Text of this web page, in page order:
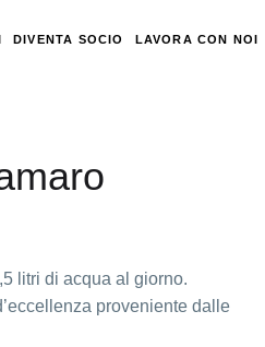
DIVENTA SOCIO LAVORA CON NOI
litri di acqua al giorno.
proveniente dalle